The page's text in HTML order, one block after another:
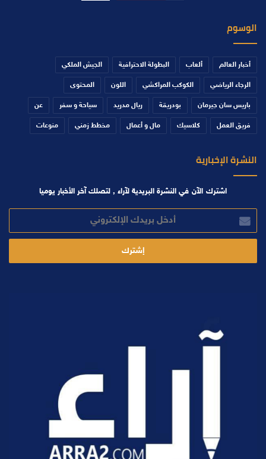
الوسوم
أخبار العالم ألعاب البطولة الاحترافية الجيش الملكي
الرجاء الرياضي الكوكب المراكشي اللون المحتوى
باريس سان جيرمان بودريقة ريال مدريد سياحة و سفر عن
فريق العمل كلاسيك مال و أعمال مخطط زمني منوعات
النشرة الإخبارية
اشترك الآن في النشرة البريدية لآراء , لتصلك آخر الأخبار يوميا
بريدك
الإلكتروني